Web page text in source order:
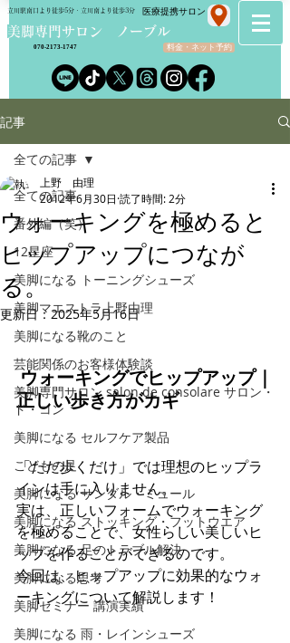
​美脚専門サロン ノーブル
立川駅南口より徒歩5分・立川南より徒歩3分
料金・ネット予約
070-2173-1747
​医療提携サロン
記事
全ての記事
番外編（笑）
12星座
美脚になる トーニングシューズ
美脚マエストラ上野由理
美脚になる靴のこと
芸能関係のお客様体験談
美脚専門サロン salon de consolare サロン・
ド・コン
美脚になる セルフケア製品
こどもの足
美脚になる サンダル・ミュール
美脚になる ストッキング・フットウエア
美脚になる 足のトラブル解決
美脚になる思考
美脚セミナー 講演実績
美脚になる 雨・レインシューズ
全ての記事
ウォーキングを極めると
ヒップアップにつなが
る。
上野 由理
2012年6月30日 読了時間: 2分
更新日：2025年5月16日
ウォーキングでヒップアップ｜
正しい歩き方がカギ
「ただ歩くだけ」では理想のヒップラ
インは手に入りません。
実は、正しいフォームでウォーキング
を極めることで、女性らしい美しいヒ
ップを作ることができるのです。
今回は、ヒップアップに効果的なウォ
ーキングについて解説します！